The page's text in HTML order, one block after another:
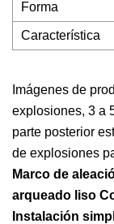
Forma
Característica
Imágenes de
explosiones, 3 a
parte posterior
de explosiones
Marco de
arqueado liso
Instalación